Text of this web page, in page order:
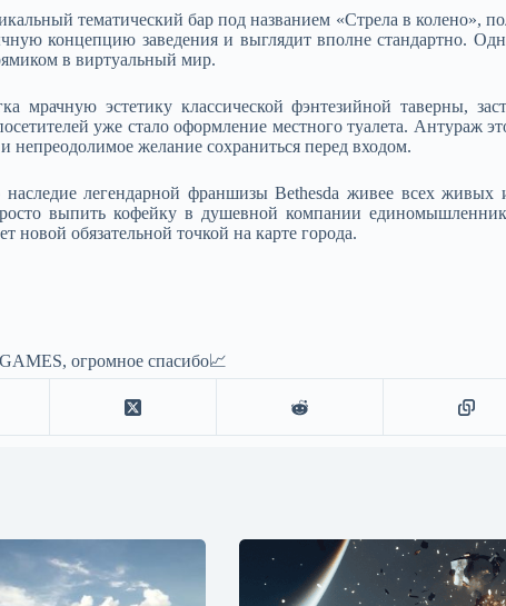
тематический бар под названием «Стрела в колено»,
концепцию заведения и выглядит вполне стандартно.
в виртуальный мир.​
мрачную эстетику классической фэнтезийной таверны,
уже стало оформление местного туалета. Антураж
непреодолимое желание сохраниться перед входом.​
легендарной франшизы Bethesda живее всех
выпить кофейку в душевной компании
новой обязательной точкой на карте города.
огромное спасибо📈